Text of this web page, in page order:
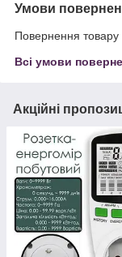
Умови
Повернення товару
Всі умови
Акційні